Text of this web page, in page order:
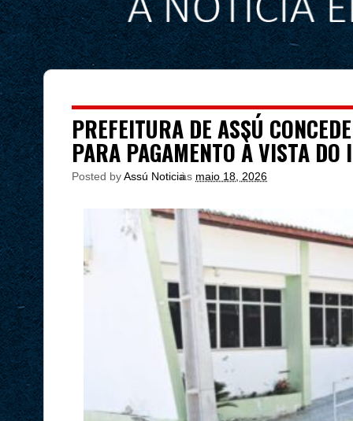
PREFEITURA DE ASSÚ
PARA PAGAMENTO À VISTA
Posted byAssú Noticia
às maio 18, 2026